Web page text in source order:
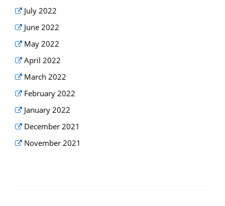
July 2022
June 2022
May 2022
April 2022
March 2022
February 2022
January 2022
December 2021
November 2021